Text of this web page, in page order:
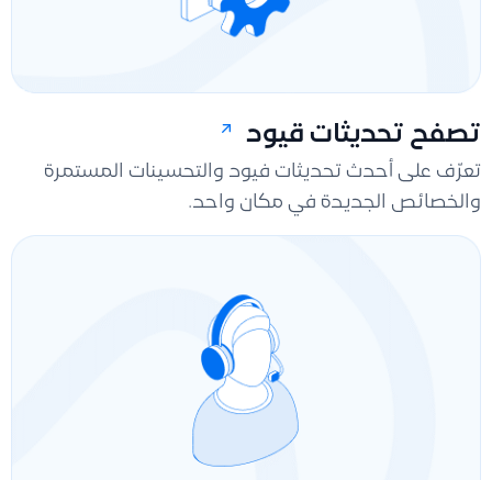
تصفح تحديثات قيود
تعرّف على أحدث تحديثات فيود والتحسينات المستمرة
والخصائص الجديدة في مكان واحد.